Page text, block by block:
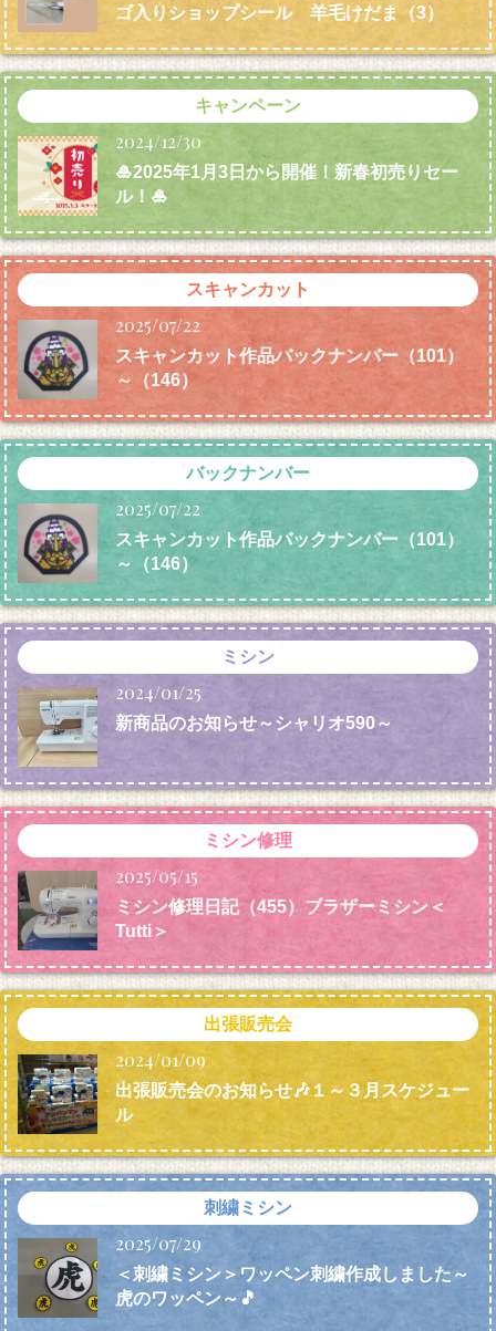
ゴ入りショップシール 羊毛けだま （3）
キャンペーン
2024/12/30
🎍2025年1月3日から開催！新春初売りセー
ル！🎍
スキャンカット
2025/07/22
スキャンカット作品バックナンバー（101）
～（146）
バックナンバー
2025/07/22
スキャンカット作品バックナンバー（101）
～（146）
ミシン
2024/01/25
新商品のお知らせ～シャリオ590～
ミシン修理
2025/05/15
ミシン修理日記（455）ブラザーミシン＜
Tutti＞
出張販売会
2024/01/09
出張販売会のお知らせ🎶１～３月スケジュー
ル
刺繍ミシン
2025/07/29
＜刺繍ミシン＞ワッペン刺繍作成しました～
虎のワッペン～🎵